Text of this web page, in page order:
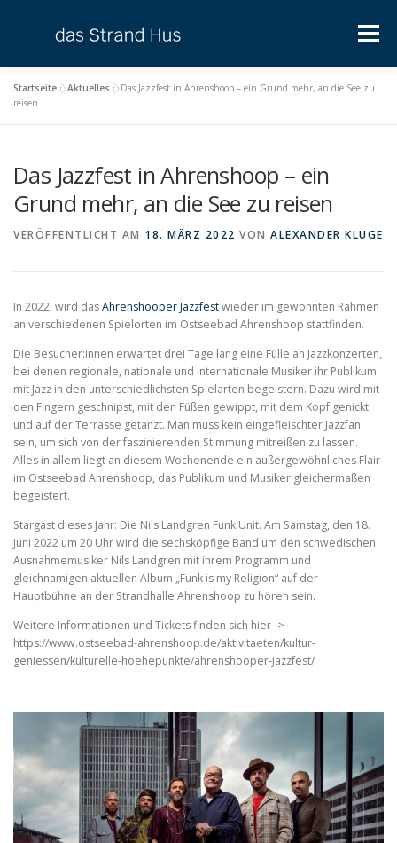
Menü
UNTERKUNFT
BUCHEN KONTAKT & ANFAHRT
Startseite »Aktuelles »Das Jazzfest in Ahrenshoop – ein Grund mehr, an die See zu
reisen
Das Jazzfest in Ahrenshoop – ein
Grund mehr, an die See zu reisen
VERÖFFENTLICHT AM 18. MÄRZ 2022 VON ALEXANDER KLUGE
In 2022 wird dasAhrenshooper Jazzfestwieder im gewohnten Rahmen
an verschiedenen Spielorten im Ostseebad Ahrenshoop stattfinden.
Die Besucher:innen erwartet drei Tage lang eine Fülle an Jazzkonzerten,
bei denen regionale, nationale und internationale Musiker ihr Publikum
mit Jazz in den unterschiedlichsten Spielarten begeistern. Dazu wird mit
den Fingern geschnipst, mit den Füßen gewippt, mit dem Kopf genickt
und auf der Terrasse getanzt. Man muss kein eingefleischter Jazzfan
sein, um sich von der faszinierenden Stimmung mitreißen zu lassen.
Alles in allem liegt an diesem Wochenende ein außergewöhnliches Flair
im Ostseebad Ahrenshoop, das Publikum und Musiker gleichermaßen
begeistert.
Stargast dieses Jahr: Die Nils Landgren Funk Unit. Am Samstag, den 18.
Juni 2022 um 20 Uhr wird die sechsköpfige Band um den schwedischen
Ausnahmemusiker Nils Landgren mit ihrem Programm und
gleichnamigen aktuellen Album „Funk is my Religion“ auf der
Hauptbühne an der Strandhalle Ahrenshoop zu hören sein.
Weitere Informationen und Tickets finden sich hier ->
https://www.ostseebad-ahrenshoop.de/aktivitaeten/kultur-
geniessen/kulturelle-hoehepunkte/ahrenshooper-jazzfest/